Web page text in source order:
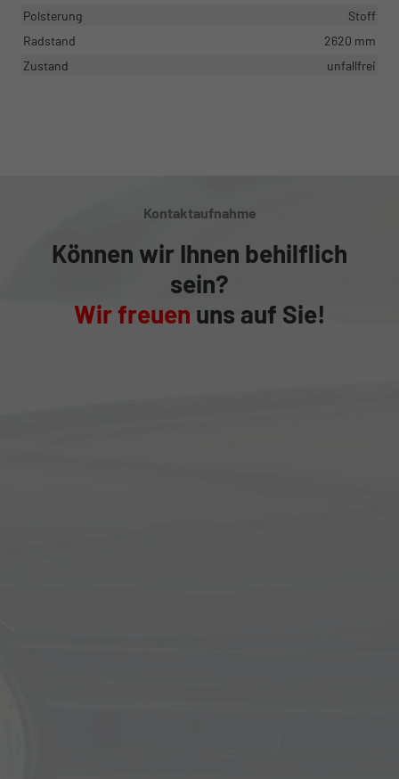
Polsterung
Stoff
Radstand
2620 mm
Zustand
unfallfrei
Kontaktaufnahme
Können wir Ihnen behilflich
sein?
Wir freuen uns auf Sie!